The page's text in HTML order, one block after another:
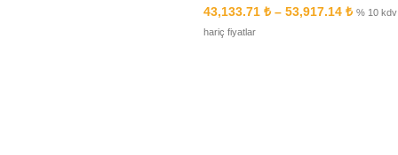
43,133.71 ₺ – 53,917.14 ₺ % 10 kdv
hariç fiyatlar